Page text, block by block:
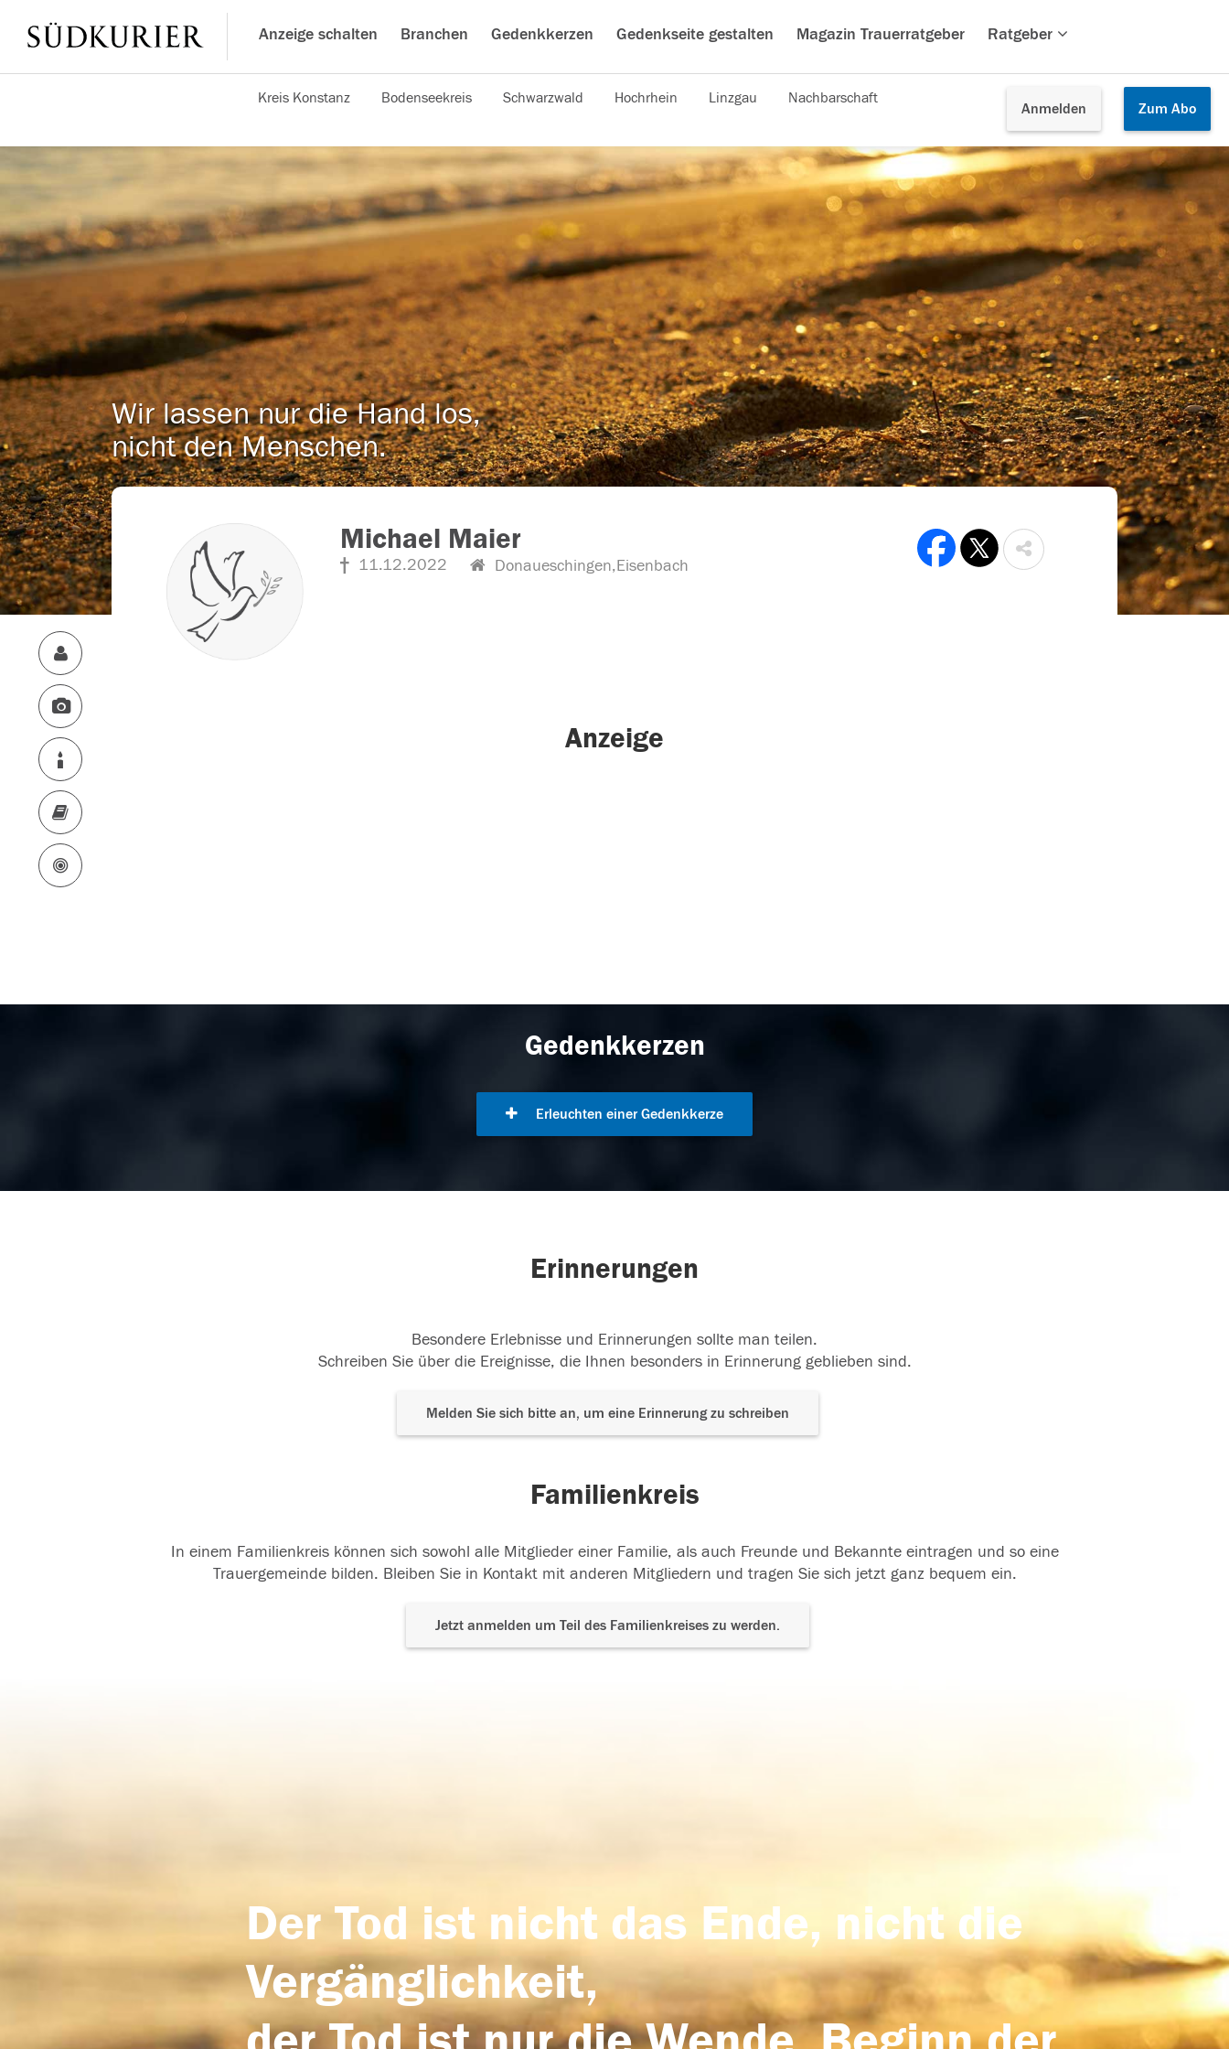
Anzeige schalten Branchen Gedenkkerzen Gedenkseite gestalten Magazin Trauerratgeber Ratgeber
Anmelden Zum Abo
Kreis Konstanz Bodenseekreis Schwarzwald Hochrhein Linzgau Nachbarschaft
Wir lassen nur die Hand los,
nicht den Menschen.
Michael Maier
11.12.2022 Donaueschingen,Eisenbach
Anzeige
Gedenkkerzen
Erleuchten einer Gedenkkerze
Erinnerungen
Besondere Erlebnisse und Erinnerungen sollte man teilen.
Schreiben Sie über die Ereignisse, die Ihnen besonders in Erinnerung geblieben sind.
Melden Sie sich bitte an, um eine Erinnerung zu schreiben
Familienkreis
In einem Familienkreis können sich sowohl alle Mitglieder einer Familie, als auch Freunde und Bekannte eintragen und so eine
Trauergemeinde bilden. Bleiben Sie in Kontakt mit anderen Mitgliedern und tragen Sie sich jetzt ganz bequem ein.
Jetzt anmelden um Teil des Familienkreises zu werden.
Der Tod ist nicht das Ende, nicht die
Vergänglichkeit,